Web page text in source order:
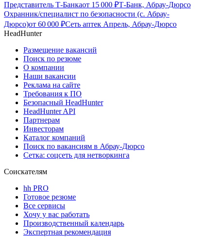
Представитель Т-Банкаот 15 000 ₽Т-Банк, Абрау-Дюрсо
Охранник/специалист по безопасности (с. Абрау-
Дюрсо)от 60 000 ₽Сеть аптек Апрель, Абрау-Дюрсо
HeadHunter
Размещение вакансий
Поиск по резюме
О компании
Наши вакансии
Реклама на сайте
Требования к ПО
Безопасный HeadHunter
HeadHunter API
Партнерам
Инвесторам
Каталог компаний
Поиск по вакансиям в Абрау-Дюрсо
Сетка: соцсеть для нетворкинга
Соискателям
hh PRO
Готовое резюме
Все сервисы
Хочу у вас работать
Производственный календарь
Экспертная рекомендация